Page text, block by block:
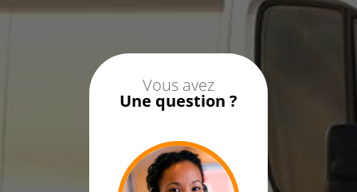
Vous avez
Une question ?